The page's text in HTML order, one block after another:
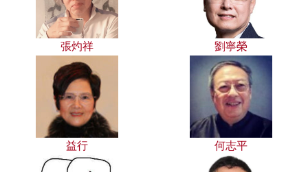
張灼祥 劉寧榮
益行 何志平